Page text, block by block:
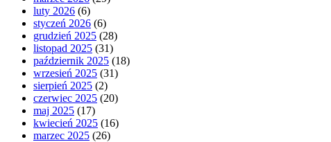
luty 2026 (6)
styczeń 2026 (6)
grudzień 2025 (28)
listopad 2025 (31)
październik 2025 (18)
wrzesień 2025 (31)
sierpień 2025 (2)
czerwiec 2025 (20)
maj 2025 (17)
kwiecień 2025 (16)
marzec 2025 (26)